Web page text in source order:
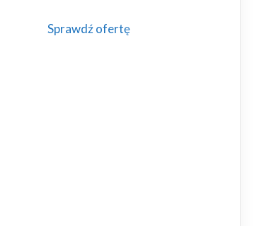
Sprawdź ofertę